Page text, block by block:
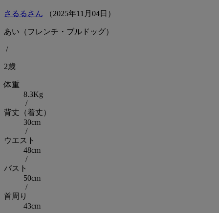
さるるさん （2025年11 月 04日）
あい（フレンチ・ブルドッグ）
/
2歳
体重
8.3Kg
/
背丈（着丈）
30cm
/
ウエスト
48cm
/
バスト
50cm
/
首周り
43cm